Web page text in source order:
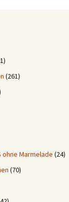
(261)
Marmelade (24)
(70)